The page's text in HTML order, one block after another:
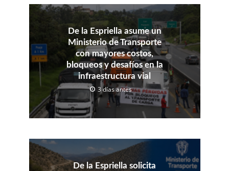
De la Espriella asume un
Ministerio de Transporte
con mayores costos,
bloqueos y desafíos en la
infraestructura vial
3 días antes
De la Espriella solicita